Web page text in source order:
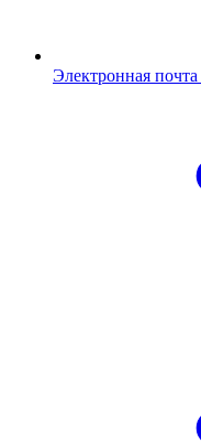
Электронная почта